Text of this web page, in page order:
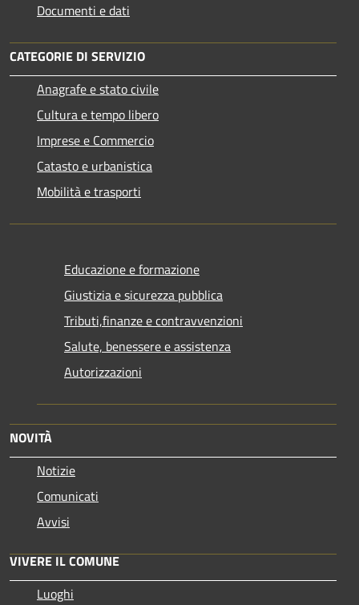
Documenti e dati
CATEGORIE DI SERVIZIO
Anagrafe e stato civile
Cultura e tempo libero
Imprese e Commercio
Catasto e urbanistica
Mobilità e trasporti
Educazione e formazione
Giustizia e sicurezza pubblica
Tributi,finanze e contravvenzioni
Salute, benessere e assistenza
Autorizzazioni
NOVITÀ
Notizie
Comunicati
Avvisi
VIVERE IL COMUNE
Luoghi